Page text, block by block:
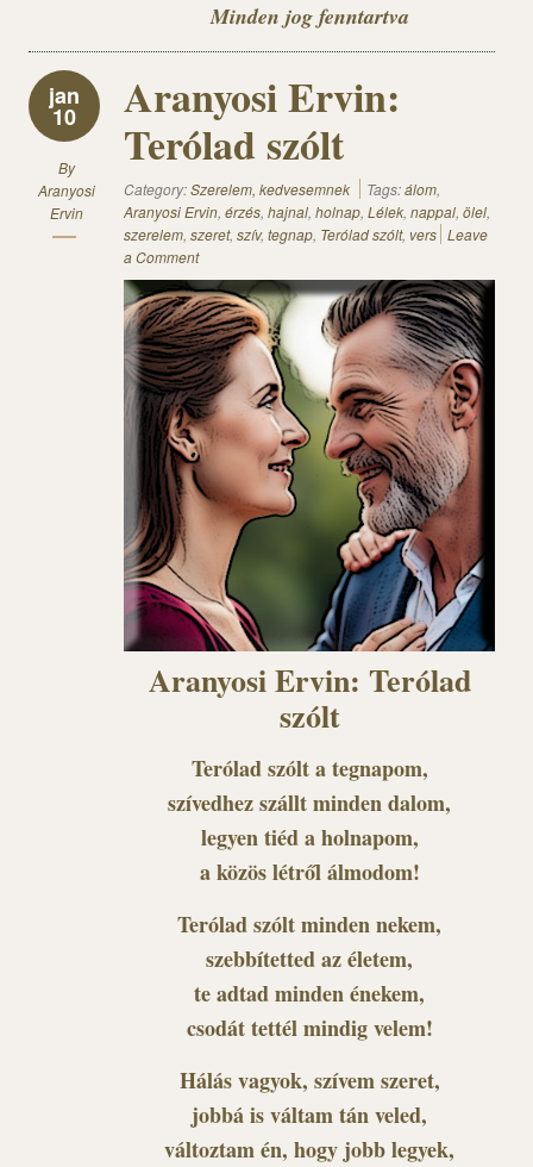
Minden jog fenntartva
jan
10
By
Aranyosi
Ervin
Aranyosi Ervin:
Terólad szólt
Category:Szerelem, kedvesemnek Tags:álom,
Aranyosi Ervin, érzés, hajnal, holnap, Lélek, nappal, ölel,
szerelem, szeret, szív, tegnap, Terólad szólt, vers Leave
a Comment
Aranyosi Ervin: Terólad
szólt
Terólad szólt a tegnapom,
szívedhez szállt minden dalom,
legyen tiéd a holnapom,
a közös létről álmodom!
Terólad szólt minden nekem,
szebbítetted az életem,
te adtad minden énekem,
csodát tettél mindig velem!
Hálás vagyok, szívem szeret,
jobbá is váltam tán veled,
változtam én, hogy jobb legyek,